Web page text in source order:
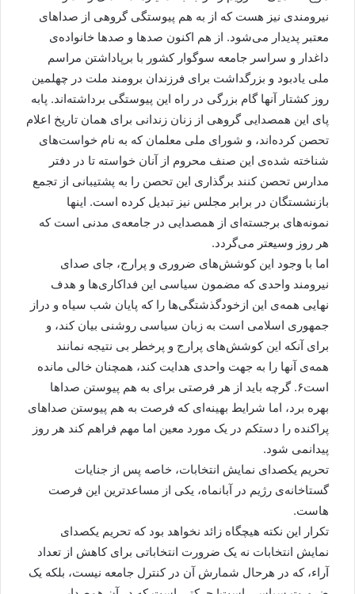
نیرومندی نیز هست که از به هم پیوستگی گروهی از صداهای
معتبر پدیدار می‌شود. از هم اکنون صدها و صدها خانواده‌ی
داغدار و سراسر جامعه سوگوار کشور با برپاداشتن مراسم
ملی یادبود و بزرگداشت برای فرزندان برومند ملت در چهلمین
روز کشتار آنها گام بزرگی در راه این پیوستگی برداشته‌اند. پابه
پای این همصدایی گروهی از زنان زندانی برای همان تاریخ اعلام
تحصن کرده‌اند، و شورای ملی معلمان که به نام خواست‌های
شناخته شده‌ی این صنف محروم از آنان خواسته تا در دفتر
مدارس تحصن کنند برگذاری این تحصن را به پشتیبانی از تجمع
بازنشستگان در برابر مجلس نیز تبدیل کرده است. اینها
نمونه‌های برجسته‌ای از همصدایی در جامعه‌ی مدنی است که
هر روز وسیعتر می‌گردد.
اما با وجود این کوشش‌های ضروری و پرارج، جای صدای
نیرومند واحدی که مضمون سیاسی این فداکاری‌ها و هدف
نهایی همه‌ی این ازخودگذشتگی‌ها را که پایان شب سیاه و دراز
جمهوری اسلامی است به زبان سیاسی روشنی بیان کند، و
برای آنکه این کوشش‌های پرارج و پرخطر بی نتیجه نمانند
همه‌ی آنها را به جهت واحدی هدایت کند، همچنان خالی مانده
است۶. گرچه باید از هر فرصتی برای به هم پیوستن صداها
بهره برد، اما شرایط بهینه‌ای که فرصت به هم پیوستن صداهای
پراکنده را دستکم در یک مورد معین اما مهم فراهم کند هر روز
پیدانمی شود.
تحریم یکصدای نمایش انتخابات، خاصه پس از جنایات
گستاخانه‌ی رژیم در آبانماه، یکی از مساعدترین این فرصت
هاست.
تکرار این نکته هیچگاه زائد نخواهد بود که تحریم یکصدای
نمایش انتخابات نه یک ضرورت انتخاباتی برای کاهش از تعداد
آراء، که در هرحال شمارش آن در کنترل جامعه نیست، بلکه یک